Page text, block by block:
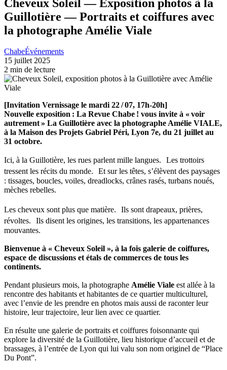
Cheveux Soleil — Exposition photos à la
Guillotière — Portraits et coiffures avec
la photographe Amélie Viale
ChabeÉvénements
15 juillet 2025
2 min de lecture
[Invitation Vernissage le mardi 22 / 07, 17h-20h]
Nouvelle exposition : La Revue Chabe ! vous invite à « voir
autrement » La Guillotière avec la photographe Amélie VIALE,
à la Maison des Projets Gabriel Péri, Lyon 7e, du 21 juillet au
31 octobre.
Ici, à la Guillotière, les rues parlent mille langues. Les trottoirs
tressent les récits du monde. Et sur les têtes, s’élèvent des paysages
: tissages, boucles, voiles, dreadlocks, crânes rasés, turbans noués,
mèches rebelles.
Les cheveux sont plus que matière. Ils sont drapeaux, prières,
révoltes. Ils disent les origines, les transitions, les appartenances
mouvantes.
Bienvenue à « Cheveux Soleil », à la fois galerie de coiffures,
espace de discussions et étals de commerces de tous les
continents.
Pendant plusieurs mois, la photographe Amélie Viale est allée à la
rencontre des habitants et habitantes de ce quartier multiculturel,
avec l’envie de les prendre en photos mais aussi de raconter leur
histoire, leur trajectoire, leur lien avec ce quartier.
En résulte une galerie de portraits et coiffures foisonnante qui
explore la diversité de la Guillotière, lieu historique d’accueil et de
brassages, à l’entrée de Lyon qui lui valu son nom originel de “Place
Du Pont”.